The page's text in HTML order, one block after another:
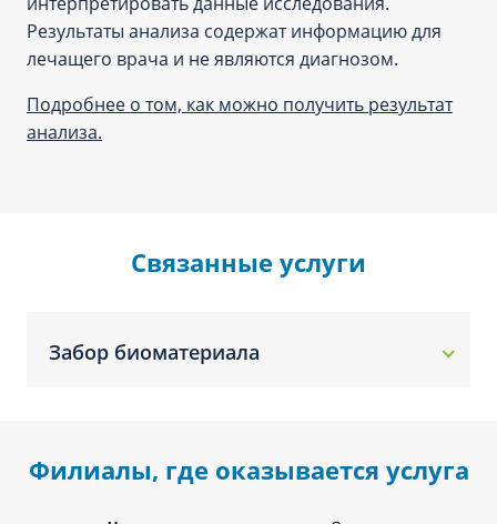
Результаты анализа содержат информацию для
лечащего врача и не являются диагнозом.
Подробнее о том, как можно получить результат
анализа.
Связанные услуги
Забор биоматериала
Филиалы, где оказывается услуга